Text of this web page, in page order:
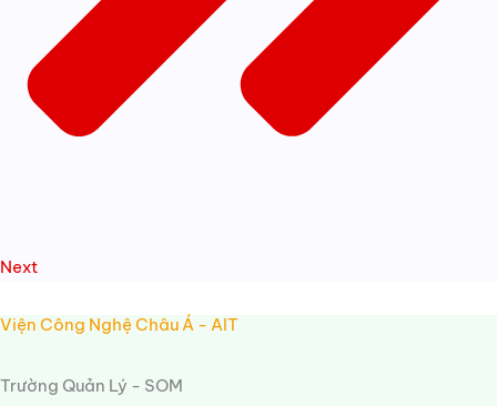
Next
Viện Công Nghệ Châu Á - AIT
Trường Quản Lý - SOM